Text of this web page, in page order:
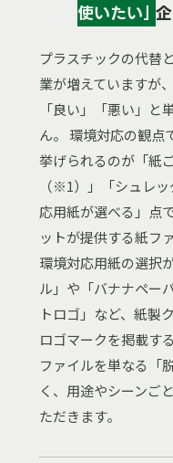
使いたい｣
プラスチックの代替
業が増えていますが
「良い」「悪い」
ん。 環境対応の観点
挙げられるのが「紙
（※1）」「シュレ
応用紙が選べる」点
ットが提供する紙フ
環境対応用紙の選択
ル」や「バナナペー
トロゴ」など、紙製
ロゴマークを掲載す
ファイルを単なる「
く、用途やシーンご
ただきます。